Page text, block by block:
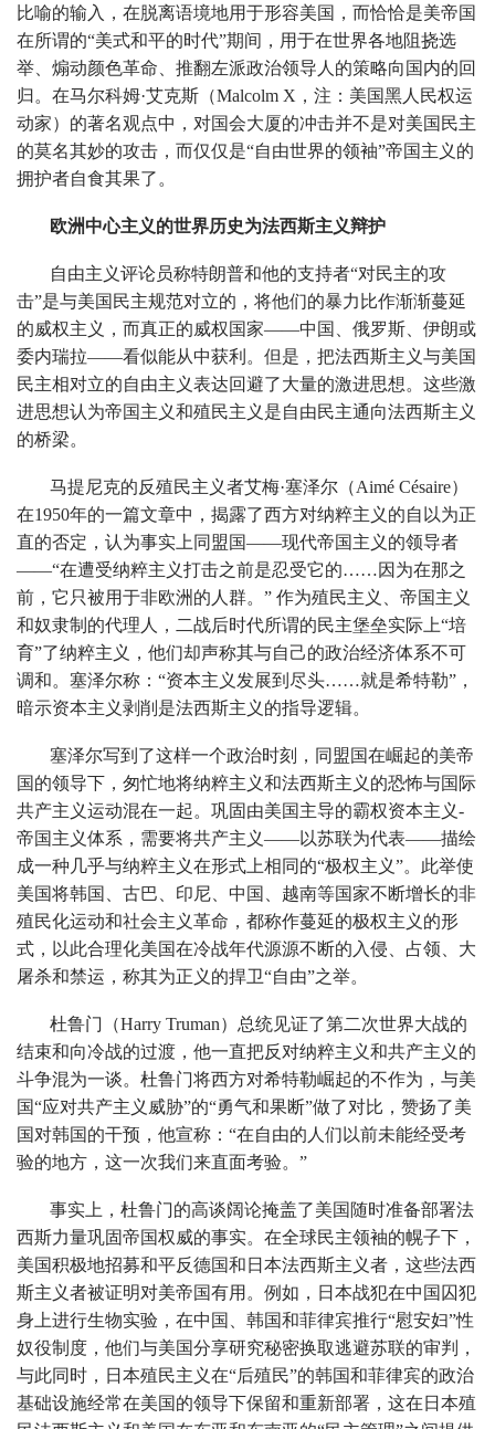
比喻的输入，在脱离语境地用于形容美国，而恰恰是美帝国
在所谓的“美式和平的时代”期间，用于在世界各地阻挠选
举、煽动颜色革命、推翻左派政治领导人的策略向国内的回
归。在马尔科姆·艾克斯（Malcolm X，注：美国黑人民权运
动家）的著名观点中，对国会大厦的冲击并不是对美国民主
的莫名其妙的攻击，而仅仅是“自由世界的领袖”帝国主义的
拥护者自食其果了。
欧洲中心主义的世界历史为法西斯主义辩护
自由主义评论员称特朗普和他的支持者“对民主的攻
击”是与美国民主规范对立的，将他们的暴力比作渐渐蔓延
的威权主义，而真正的威权国家——中国、俄罗斯、伊朗或
委内瑞拉——看似能从中获利。但是，把法西斯主义与美国
民主相对立的自由主义表达回避了大量的激进思想。这些激
进思想认为帝国主义和殖民主义是自由民主通向法西斯主义
的桥梁。
马提尼克的反殖民主义者艾梅·塞泽尔（Aimé Césaire）
在1950年的一篇文章中，揭露了西方对纳粹主义的自以为正
直的否定，认为事实上同盟国——现代帝国主义的领导者
——“在遭受纳粹主义打击之前是忍受它的……因为在那之
前，它只被用于非欧洲的人群。” 作为殖民主义、帝国主义
和奴隶制的代理人，二战后时代所谓的民主堡垒实际上“培
育”了纳粹主义，他们却声称其与自己的政治经济体系不可
调和。塞泽尔称：“资本主义发展到尽头……就是希特勒”，
暗示资本主义剥削是法西斯主义的指导逻辑。
塞泽尔写到了这样一个政治时刻，同盟国在崛起的美帝
国的领导下，匆忙地将纳粹主义和法西斯主义的恐怖与国际
共产主义运动混在一起。巩固由美国主导的霸权资本主义-
帝国主义体系，需要将共产主义——以苏联为代表——描绘
成一种几乎与纳粹主义在形式上相同的“极权主义”。此举使
美国将韩国、古巴、印尼、中国、越南等国家不断增长的非
殖民化运动和社会主义革命，都称作蔓延的极权主义的形
式，以此合理化美国在冷战年代源源不断的入侵、占领、大
屠杀和禁运，称其为正义的捍卫“自由”之举。
杜鲁门（Harry Truman）总统见证了第二次世界大战的
结束和向冷战的过渡，他一直把反对纳粹主义和共产主义的
斗争混为一谈。杜鲁门将西方对希特勒崛起的不作为，与美
国“应对共产主义威胁”的“勇气和果断”做了对比，赞扬了美
国对韩国的干预，他宣称：“在自由的人们以前未能经受考
验的地方，这一次我们来直面考验。”
事实上，杜鲁门的高谈阔论掩盖了美国随时准备部署法
西斯力量巩固帝国权威的事实。在全球民主领袖的幌子下，
美国积极地招募和平反德国和日本法西斯主义者，这些法西
斯主义者被证明对美帝国有用。例如，日本战犯在中国囚犯
身上进行生物实验，在中国、韩国和菲律宾推行“慰安妇”性
奴役制度，他们与美国分享研究秘密换取逃避苏联的审判，
与此同时，日本殖民主义在“后殖民”的韩国和菲律宾的政治
基础设施经常在美国的领导下保留和重新部署，这在日本殖